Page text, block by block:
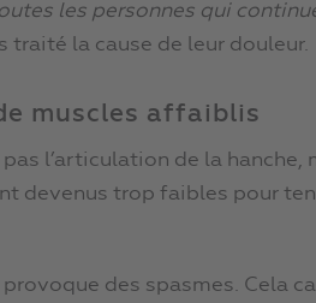
les personnes qui
traité la cause de leur douleur.
muscles affaiblis
l’articulation de la hanche,
devenus trop faibles pour
des spasmes. Cela